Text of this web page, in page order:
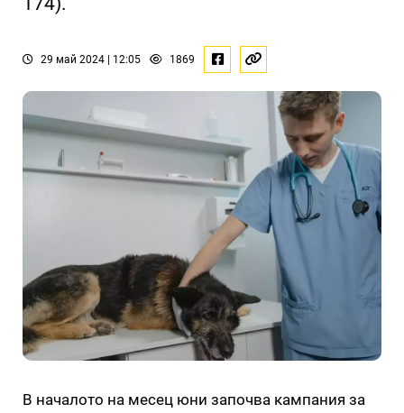
29 май 2024 | 12:05 1869
В началото на месец юни започва кампания за